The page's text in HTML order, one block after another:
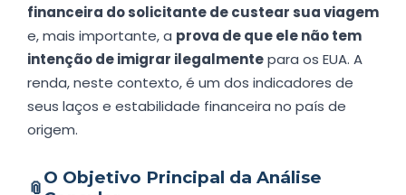
financeira do solicitante de custear sua viagem
e, mais importante, a prova de que ele não tem
intenção de imigrar ilegalmentepara os EUA. A
renda, neste contexto, é um dos indicadores de
seus laços e estabilidade financeira no país de
origem.
📎O Objetivo Principal da Análise